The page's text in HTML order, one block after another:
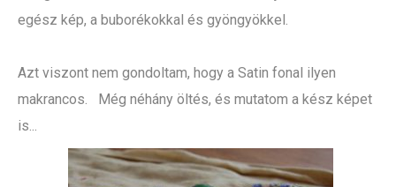
egész kép, a buborékokkal és gyöngyökkel.
Azt viszont nem gondoltam, hogy a Satin fonal ilyen
makrancos. Még néhány öltés, és mutatom a kész képet
is...